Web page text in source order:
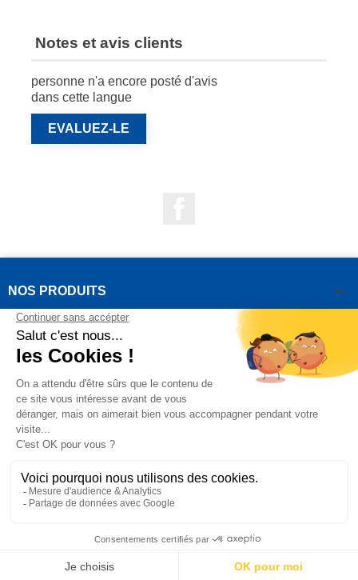
Notes et avis clients
personne n'a encore posté d'avis
dans cette langue
EVALUEZ-LE
NOS PRODUITS 
NOTRE SOCIÉTÉ
VOTRE COMPTE 
INFORMATIONS DE LA BOUTIQUE
QUESTIONS FRÉQUEMMENT POSÉES